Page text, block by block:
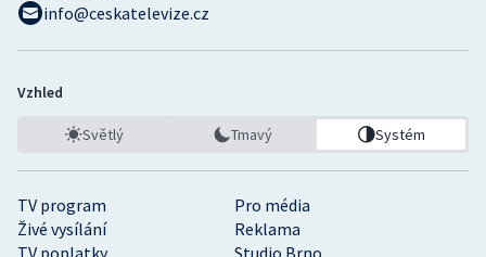
TV program
Pro média
Živé vysílání
Reklama
info@ceskatelevize.cz
Vzhled
Světlý Tmavý Systém